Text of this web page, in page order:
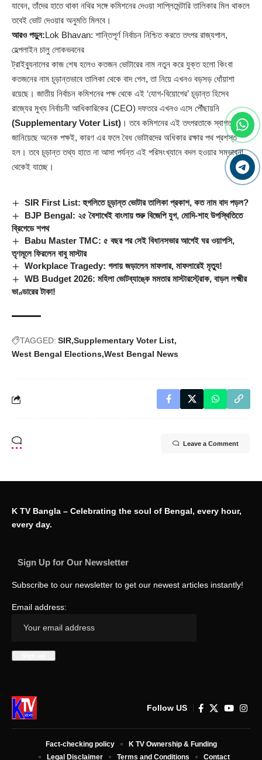
যাবেন, তাঁদের হাতে থাকা নথির সঙ্গে কমিশনের দেওয়া সাপ্লিমেন্টারি তালিকার মিল থাকলে
তবেই ভোট দেওয়ার অনুমতি মিলবে।
আরও পড়ুন:Lok Bhavan: শান্তিপূর্ণ নির্বাচন নিশ্চিত করতে তৎপর রাজ্যপাল,
হেল্পলাইন চালু লোকভবনের
ট্রাইব্যুনালের কাজ শেষ হলেও কতজন ভোটারের নাম নতুন করে যুক্ত হলো কিংবা
কতজনের নাম চূড়ান্তভাবে তালিকা থেকে বাদ গেল, তা নিয়ে এখনও বড়সড় ধোঁয়াশা
রয়েছে। জাতীয় নির্বাচন কমিশনের পক্ষ থেকে এই ‘যোগ-বিয়োগের’ চূড়ান্ত হিসেব
রাজ্যের মুখ্য নির্বাচনী আধিকারিকের (CEO) দফতরে এখনও এসে পৌঁছায়নি
(Supplementary Voter List) । তবে কমিশনের এই তৎপরতাকে স্বাগত
জানিয়েছে অনেক পক্ষই, কারণ এর ফলে বৈধ ভোটারদের অধিকার রক্ষার পথ প্রশস্ত
হল। তবে চূড়ান্ত তথ্য হাতে না আসা পর্যন্ত এই পরিসংখ্যানে বদল হওয়ার সম্ভাবনা
থেকেই যাচ্ছে।
SIR First List: হুগলিতে চূড়ান্ত ভোটার তালিকা প্রকাশ, কত নাম বাদ পড়ল?
BJP Bengal: ২৫ বৈশাখেই বাংলায় শুরু বিজেপি যুগ, মোদি-শাহ উপস্থিতিতে
ব্রিগেডে শপথ
Babu Master TMC: ৫ বছর পর সেই বিধানসভার আগেই ঘর ওয়াপসি,
তৃণমূলে ফিরলেন বাবু মাস্টার
Workplace Tragedy: গলায় জড়ালেন মাফলার, মাফলারেই মৃত্যু!
WB Budget 2026: মহিলা ভোটব্যাঙ্কে মমতার মাস্টারস্ট্রোক, বাড়ল লক্ষ্মীর
ভাণ্ডারের টাকা!
TAGGED: SIR Supplementary Voter List
West Bengal Elections West Bengal News
Leave a Comment
K TV Bangla – Celebrating the soul of Bengal, every hour,
every day.
Sign Up for Our Newsletter
Subscribe to our newsletter to get our newest articles instantly!
Email address:
Follow US
Fact-checking policy
K TV Ownership & Funding
Legal Disclaimer
Terms and Conditions Contact